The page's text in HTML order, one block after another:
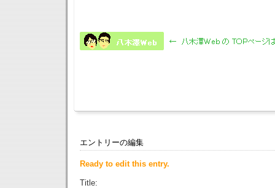
エントリーの編集
Ready to edit this entry.
Title: